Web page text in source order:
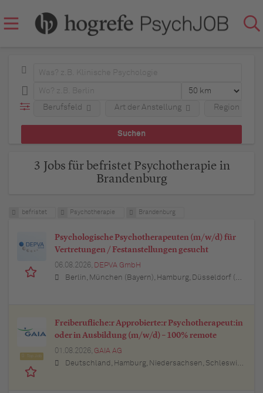
Berufsfeld Art der Anstellung Region
3 Jobs für befristet Psychotherapie in
Brandenburg
befristet Psychotherapie Brandenburg
Psychologische Psychotherapeuten (m/w/d) für
Vertretungen / Festanstellungen gesucht
06.08.2026, DEPVA GmbH
Berlin, München (Bayern), Hamburg, Düsseldorf (Nordrhein-Westfalen), Köln (Nordrhein-Westfalen), Essen (Nordrhein-Westfalen), Dortmund (Nordrhein-Westfalen), Stuttgart (Baden-Württemberg), Heilbronn (Baden-Württemberg), Hannover (Niedersachsen), Rostock (Mecklenburg-Vorpommern), Kiel (Schleswig-Holstein), Augsburg (Bayern), Nürnberg (Bayern), Frankfurt am Main (Hessen), Bremen, Schwerin (Mecklenburg-Vorpommern), Mainz (Rheinland-Pfalz), Saarbrücken (Saarland), Dresden (Sachsen), Magdeburg (Sachsen-Anhalt), Potsdam (Brandenburg), Erfurt (Thüringen), Würzburg (Bayern), Heilbronn (Baden-Württemberg), Leipzig (Sachsen)
Freiberufliche:r Approbierte:r Psychotherapeut:in
oder in Ausbildung (m/w/d) – 100% remote
01.08.2026, GAIA AG
Deutschland, Hamburg, Niedersachsen, Schleswig-Holstein, Baden-Württemberg, Bayern, Berlin, Nordrhein-Westfalen, Hessen, Thüringen, Brandenburg, Mecklenburg-Vorpommern, Rheinland-Pfalz, Saarland